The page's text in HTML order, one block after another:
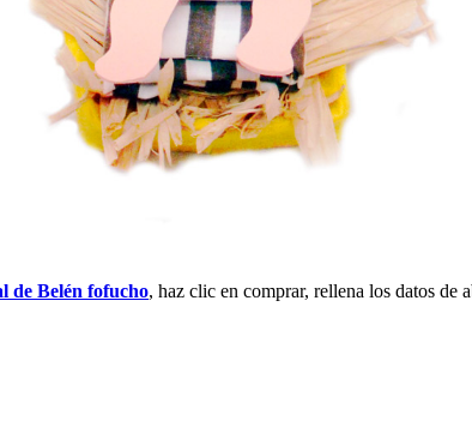
de Belén fofucho, haz clic en comprar, rellena los datos